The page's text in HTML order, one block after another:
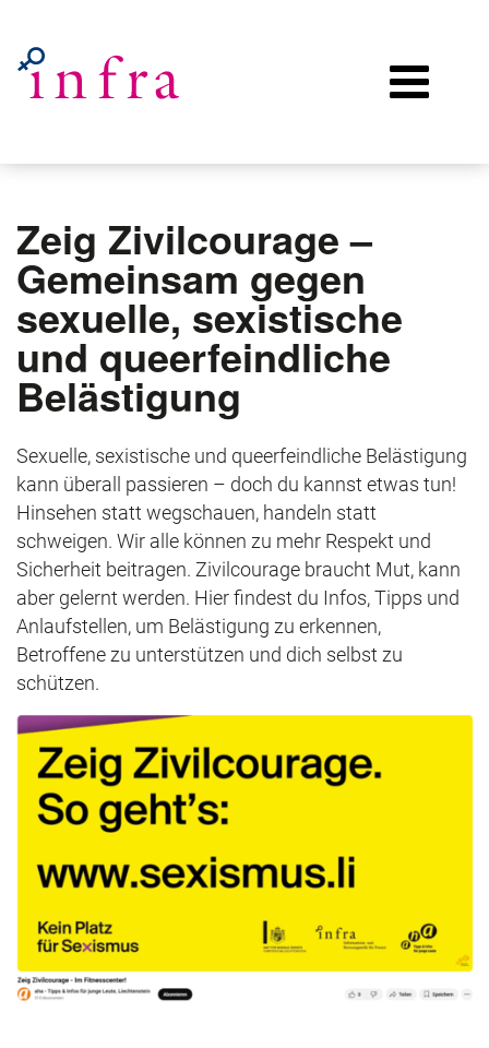
Zeig Zivilcourage –
Gemeinsam gegen
sexuelle, sexistische
und queerfeindliche
Belästigung
Sexuelle, sexistische und queerfeindliche Belästigung
kann überall passieren – doch du kannst etwas tun!
Hinsehen statt wegschauen, handeln statt
schweigen. Wir alle können zu mehr Respekt und
Sicherheit beitragen. Zivilcourage braucht Mut, kann
aber gelernt werden. Hier findest du Infos, Tipps und
Anlaufstellen, um Belästigung zu erkennen,
Betroffene zu unterstützen und dich selbst zu
schützen.